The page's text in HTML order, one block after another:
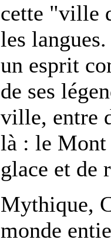
cette "ville
les
un esprit
de ses
ville, entre
là : le Mont
glace et de
Mythique,
monde